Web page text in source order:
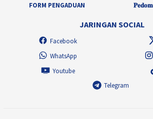
FORM PENGADUAN
JARINGAN SOCIAL
Facebook
WhatsApp
Youtube
Telegram